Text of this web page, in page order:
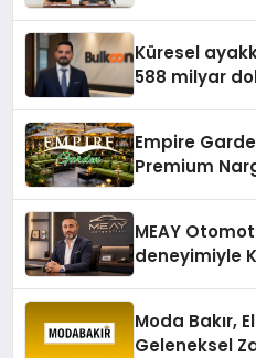
Küresel
588 milyar
Empire
Premium
MEAY
deneyimiyle
Moda Bakır,
Geleneksel